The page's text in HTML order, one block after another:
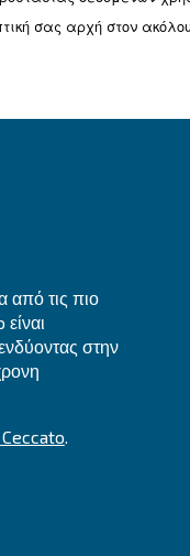
απώλεια.
μέρη που
της
προσωπικών
είναι
σας ή δεν σας